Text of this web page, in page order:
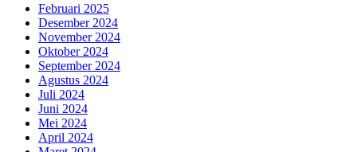
Februari 2025
Desember 2024
November 2024
Oktober 2024
September 2024
Agustus 2024
Juli 2024
Juni 2024
Mei 2024
April 2024